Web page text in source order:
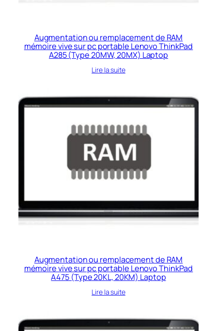
Augmentation ou remplacement de RAM
mémoire vive sur pc portable Lenovo ThinkPad
A285 (Type 20MW, 20MX) Laptop
Lire la suite
Augmentation ou remplacement de RAM
mémoire vive sur pc portable Lenovo ThinkPad
A475 (Type 20KL, 20KM) Laptop
Lire la suite